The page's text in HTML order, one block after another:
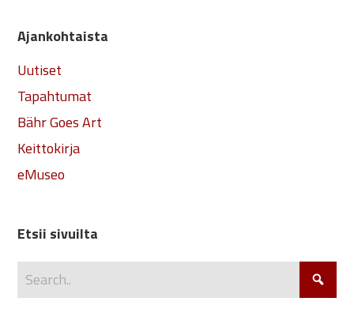
Ajankohtaista
Uutiset
Tapahtumat
Bähr Goes Art
Keittokirja
eMuseo
Etsii sivuilta